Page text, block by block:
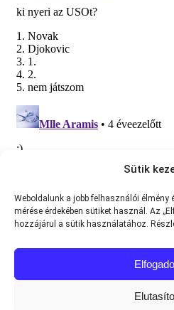
Sütik
Weboldalunk a jobb felhasználói
mérése érdekében sütiket használ. Az
hozzájárul a sütik használatához.